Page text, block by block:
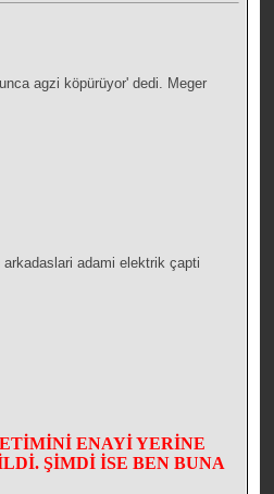
agzi köpürüyor' dedi. Meger
adami elektrik çapti
ENAYİ YERİNE
ŞİMDİ İSE BEN BUNA